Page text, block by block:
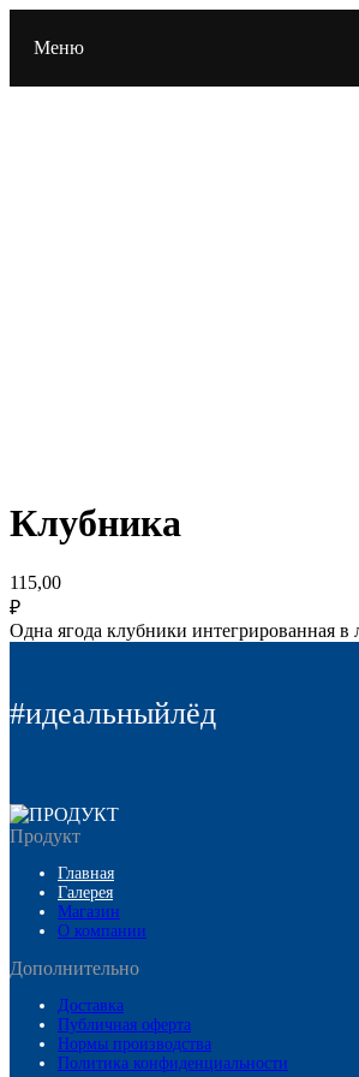
Меню
Клубника
115,00
₽
Одна ягода клубники интегрированная в
#идеальныйлёд
Продукт
Главная
Галерея
Магазин
О компании
Дополнительно
Доставка
Публичная оферта
Нормы производства
Политика конфиденциальности